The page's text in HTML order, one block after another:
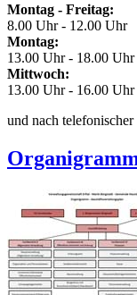
Montag - Freitag:
8.00 Uhr - 12.00 Uhr
Montag:
13.00 Uhr - 18.00 Uhr
Mittwoch:
13.00 Uhr - 16.00 Uhr
und nach